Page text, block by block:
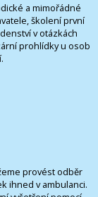
a mimořádné
školení první
v otázkách
prohlídky u osob
provést odběr
ihned v ambulanci.